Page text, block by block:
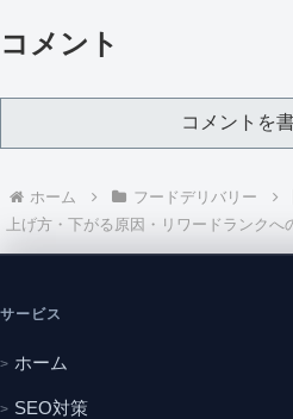
コメント
コメントを
ホーム フードデリバリー
上げ方・下がる原因・リワードランクへ
サービス
ホーム
SEO対策